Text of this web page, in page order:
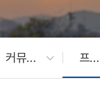
커뮤니티 프로그램 공지